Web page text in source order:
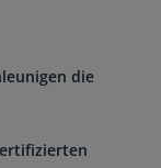
die